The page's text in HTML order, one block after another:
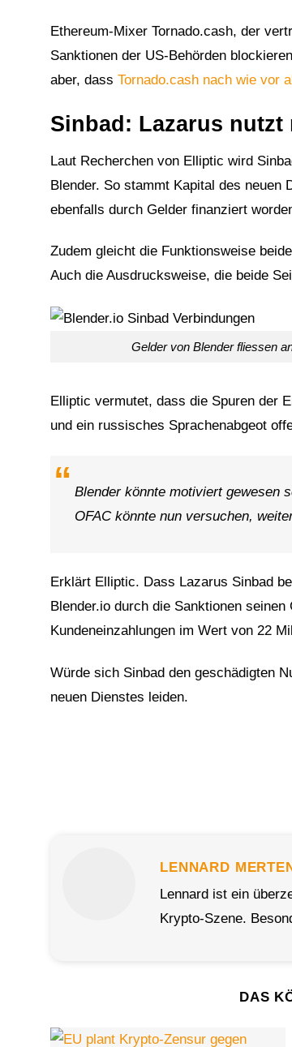
Ethereum-Mixer Tornado.cash, der
Sanktionen der US-Behörden
aber, dass Tornado.cash nach wie vor
Sinbad: Lazarus
Laut Recherchen von Elliptic wird
Blender. So stammt Kapital des neuen
ebenfalls durch Gelder finanziert
Zudem gleicht die Funktionsweise
Auch die Ausdrucksweise, die beide
Gelder von Blender fliessen
Elliptic vermutet, dass die Spuren der
und ein russisches Sprachenabgeot
Blender könnte motiviert gewesen
OFAC könnte nun versuchen,
Erklärt Elliptic. Dass Lazarus Sinbad
Blender.io durch die Sanktionen
Kundeneinzahlungen im Wert von 22
Würde sich Sinbad den geschädigten
neuen Dienstes leiden.
LENNARD
Lennard ist ein
Krypto-Szene.
DAS